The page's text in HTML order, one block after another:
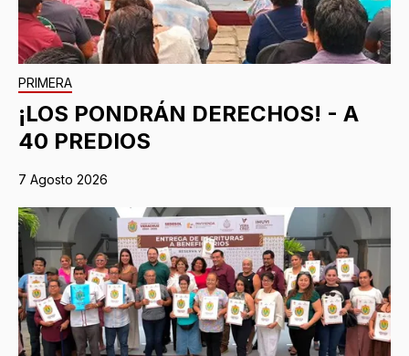
PRIMERA
¡LOS PONDRÁN DERECHOS! - A
40 PREDIOS
7 Agosto 2026